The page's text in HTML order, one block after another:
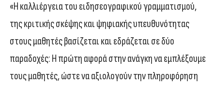
«Η καλλιέργεια του ειδησεογραφικού γραμματισμού,
της κριτικής σκέψης και ψηφιακής υπευθυνότητας
στους μαθητές βασίζεται και εδράζεται σε δύο
παραδοχές: Η πρώτη αφορά στην ανάγκη να εμπλέξουμε
τους μαθητές, ώστε να αξιολογούν την πληροφόρηση